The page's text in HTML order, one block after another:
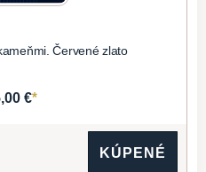
Červené zlato
€*
KÚPENÉ